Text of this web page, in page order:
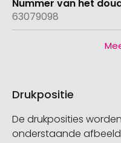
63079098
Drukpositie
De drukposities
onderstaande